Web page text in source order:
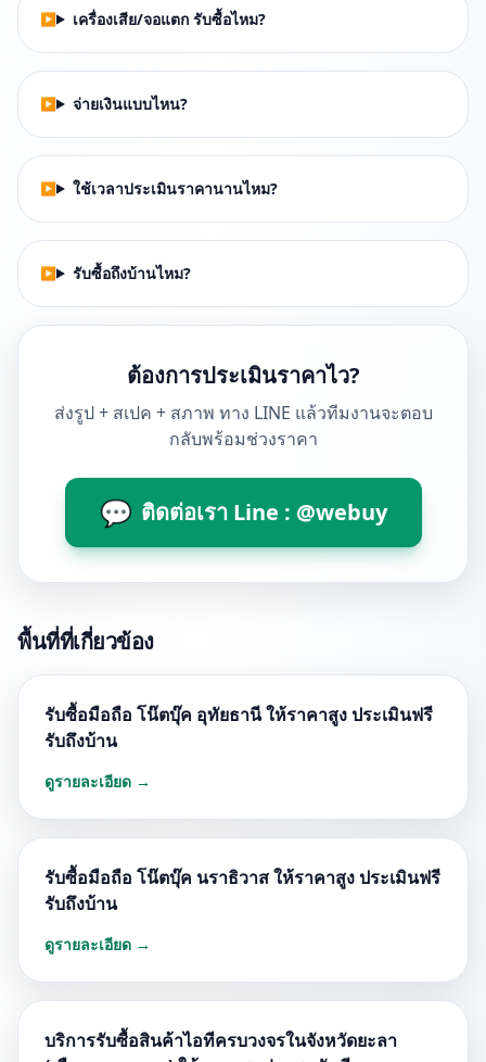
เครื่องเสีย/จอแตก รับซื้อไหม?
จ่ายเงินแบบไหน?
ใช้เวลาประเมินราคานานไหม?
รับซื้อถึงบ้านไหม?
ต้องการประเมินราคาไว?
ส่งรูป + สเปค + สภาพ ทาง LINE แล้วทีมงานจะตอบ
กลับพร้อมช่วงราคา
💬 ติดต่อเรา Line : @webuy
พื้นที่ที่เกี่ยวข้อง
รับซื้อมือถือ โน๊ตบุ๊ค อุทัยธานี ให้ราคาสูง ประเมินฟรี
รับถึงบ้าน
ดูรายละเอียด →
รับซื้อมือถือ โน๊ตบุ๊ค นราธิวาส ให้ราคาสูง ประเมินฟรี
รับถึงบ้าน
ดูรายละเอียด →
บริการรับซื้อสินค้าไอทีครบวงจรในจังหวัดยะลา